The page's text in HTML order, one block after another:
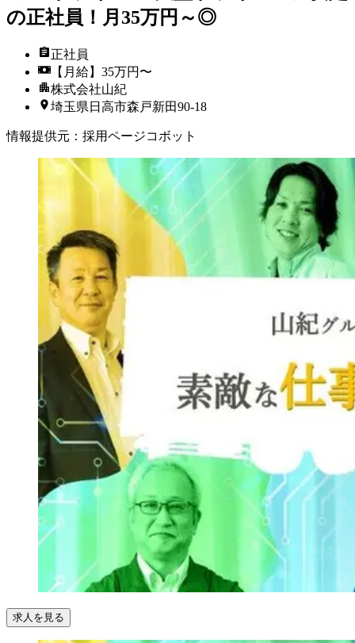
の正社員！月35万円～◎
正社員
【月給】35万円〜
株式会社山紀
埼玉県日高市森戸新田90-18
情報提供元 ： 採用ページコボット
求人を見る